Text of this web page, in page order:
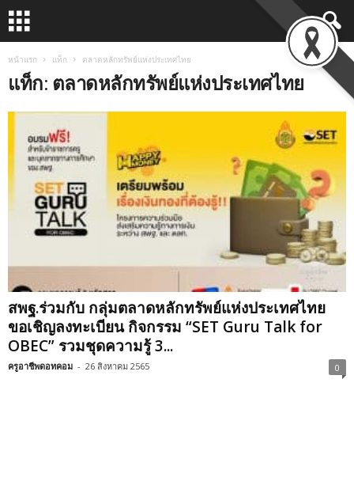
หน้าแรก แท็ก ตลาดหลักทรัพย์แห่งประเทศไทย
แท็ก: ตลาดหลักทรัพย์แห่งประเทศไทย
สพฐ.ร่วมกับ กลุ่มตลาดหลักทรัพย์แห่งประเทศไทย
ขอเชิญลงทะเบียน กิจกรรม “SET Guru Talk for
OBEC” รวมชุดความรู้ 3...
ครูอาชีพดอทคอม - 26 สิงหาคม 2565 0